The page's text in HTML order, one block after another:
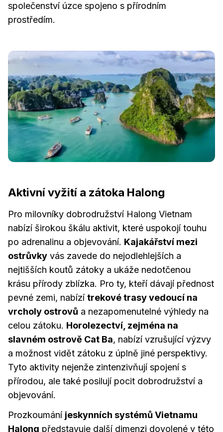
společenství úzce spojeno s přírodním
prostředím.
Aktivní vyžití a zátoka Halong
Pro milovníky dobrodružství Halong Vietnam
nabízí širokou škálu aktivit, které uspokojí touhu
po adrenalinu a objevování. Kajakářství mezi
ostrůvky vás zavede do nejodlehlejších a
nejtišších koutů zátoky a ukáže nedotčenou
krásu přírody zblízka. Pro ty, kteří dávají přednost
pevné zemi, nabízí trekové trasy vedoucí na
vrcholy ostrovů a nezapomenutelné výhledy na
celou zátoku. Horolezectví, zejména na
slavném ostrově Cat Ba, nabízí vzrušující výzvy
a možnost vidět zátoku z úplně jiné perspektivy.
Tyto aktivity nejenže zintenzivňují spojení s
přírodou, ale také posilují pocit dobrodružství a
objevování.
Prozkoumání jeskynních systémů Vietnamu
Halong představuje další dimenzi dovolené v této